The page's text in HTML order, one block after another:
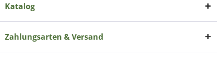
Katalog
Zahlungsarten & Versand